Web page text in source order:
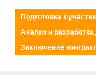
Подготовка к
Анализ и
Заключение